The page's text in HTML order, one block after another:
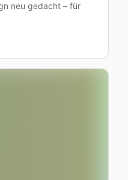
neu gedacht – für